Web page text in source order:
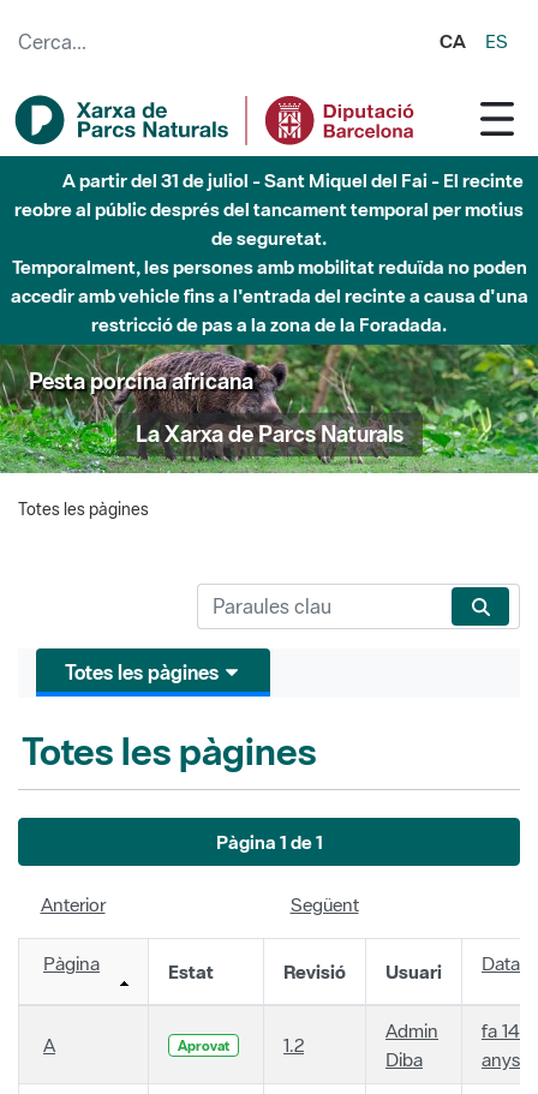
CA ES
A partir del 31 de juliol - Sant Miquel del Fai - El recinte
reobre al públic després del tancament temporal per motius
de seguretat.
Temporalment, les persones amb mobilitat reduïda no poden
accedir amb vehicle fins a l'entrada del recinte a causa d'una
restricció de pas a la zona de la Foradada.
Pesta porcina africana
La Xarxa de Parcs Naturals
Totes les pàgines
Totes les pàgines
Totes les pàgines
Pàgina 1 de 1
Anterior Següent
Pàgina Estat Revisió Usuari Data
A Aprovat 1.2
Admin
Diba
fa 14
anys